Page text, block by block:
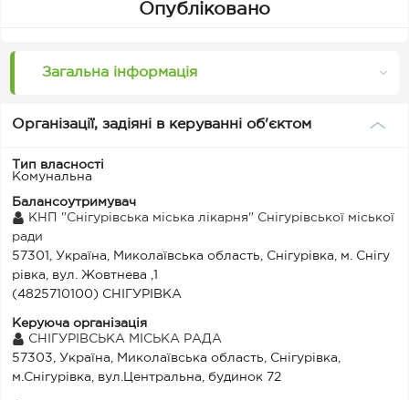
Опубліковано
Загальна інформація
Організації, задіяні в керуванні об'єктом
Тип власності
Комунальна
Балансоутримувач
КНП "Снігурівська міська лікарня" Снігурівської міської
ради
57301, Україна, Миколаївська область, Снігурівка, м. Снігу
рівка, вул. Жовтнева ,1
(4825710100) СНІГУРІВКА
Керуюча організація
СНІГУРІВСЬКА МІСЬКА РАДА
57303, Україна, Миколаївська область, Снігурівка,
м.Снігурівка, вул.Центральна, будинок 72